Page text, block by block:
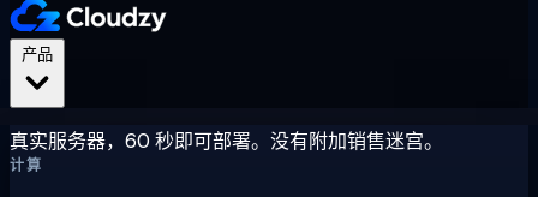
真实服务器，60 秒即可部署。没有附加销售迷宫。
计算